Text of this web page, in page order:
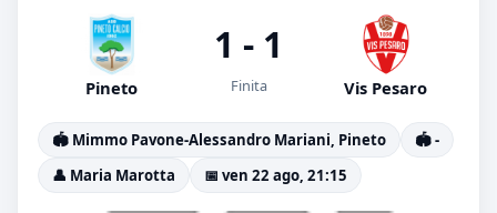
Pineto
1 - 1
Finita Vis Pesaro
🏟️ Mimmo Pavone-Alessandro Mariani, Pineto
🏟️ -
👤 Maria Marotta
📅 ven 22 ago, 21:15